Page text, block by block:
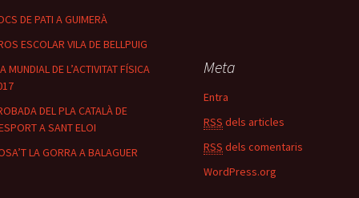
DE PATI A GUIMERÀ
ESCOLAR VILA DE BELLPUIG
MUNDIAL DE L’ACTIVITAT FÍSICA
DEL PLA CATALÀ DE
A SANT ELOI
LA GORRA A BALAGUER
Meta
Entra
RSS dels articles
RSS dels comentaris
WordPress.org